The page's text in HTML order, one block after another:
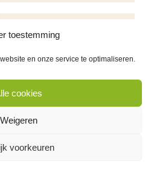
toestemming
en onze service te optimaliseren.
cookies
Weigeren
voorkeuren